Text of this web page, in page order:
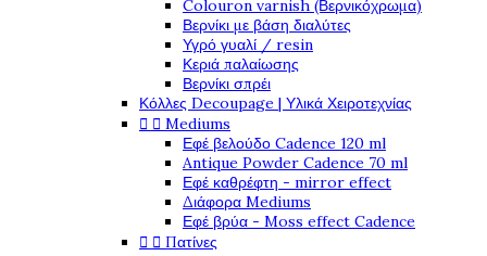
Colouron varnish (Βερνικόχρωμα)
Βερνίκι με βάση διαλύτες
Υγρό γυαλί / resin
Κεριά παλαίωσης
Βερνίκι σπρέι
Κόλλες Decoupage | Υλικά Χειροτεχνίας
  Mediums
Εφέ βελούδο Cadence 120 ml
Antique Powder Cadence 70 ml
Εφέ καθρέφτη - mirror effect
Διάφορα Mediums
Εφέ βρύα - Moss effect Cadence
  Πατίνες